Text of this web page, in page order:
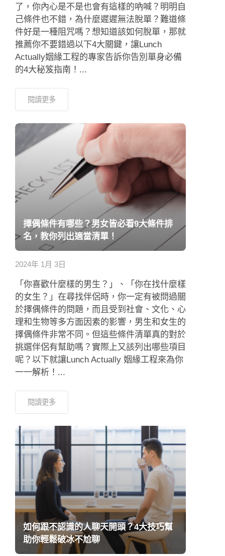
了，你內心是不是也會有這樣的吶喊？明明自
己條件也不錯，為什麼遲遲無法脫單？難道條
件好是一種阻咒嗎？想知道該如何脫單，那就
推薦你不要錯過以下4大關鍵，讓Lunch
Actually姻緣工程的專家告訴你告別單身必備
的4大秘笈指南！...
閱讀更多
擇偶條件有哪些？男女皆必看9大條件排
名，教你列出適當清單！
2024年 1月 3日
「你喜歡什麼樣的男生？」、「你在找什麼樣
的女生？」在尋找伴侶時，你一定有被問過關
於擇偶條件的問題，而且受到社會、文化、心
理和生物等多方面因素的影響，男生和女生的
擇偶條件非常不同。但這些條件清單真的對於
挑選伴侶有幫助嗎？實際上又該列出哪些項目
呢？以下就讓Lunch Actually 姻緣工程來為你
一一解析！...
閱讀更多
如何跟不認識的人聊天開頭？4大技巧幫
助你輕鬆破冰不尬聊